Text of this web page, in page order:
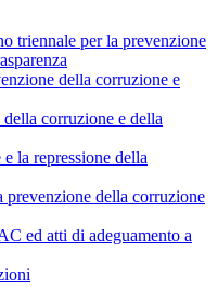
triennale per la prevenzione
della corruzione e
corruzione e della
la repressione della
prevenzione della corruzione
ed atti di adeguamento a